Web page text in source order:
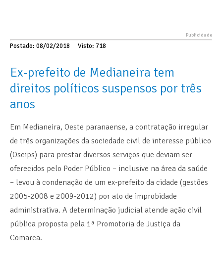
Postado: 08/02/2018 Visto: 718
Ex-prefeito de Medianeira tem
direitos políticos suspensos por três
anos
Em Medianeira, Oeste paranaense, a contratação irregular
de três organizações da sociedade civil de interesse público
(Oscips) para prestar diversos serviços que deviam ser
oferecidos pelo Poder Público – inclusive na área da saúde
– levou à condenação de um ex-prefeito da cidade (gestões
2005-2008 e 2009-2012) por ato de improbidade
administrativa. A determinação judicial atende ação civil
pública proposta pela 1ª Promotoria de Justiça da
Comarca.